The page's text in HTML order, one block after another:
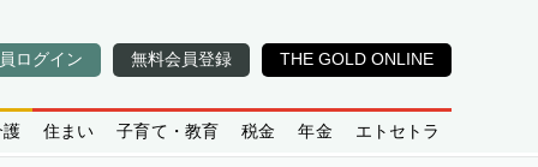
ログイン 無料会員登録 THE GOLD ONLINE
護 住まい 子育て・教育 税金 年金 エトセトラ